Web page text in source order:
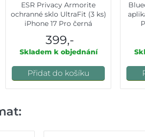
ESR Privacy Armorite
ochranné sklo UltraFit (3 ks)
iPhone 17 Pro černá
399,-
Skladem k objednání
Přidat do košíku